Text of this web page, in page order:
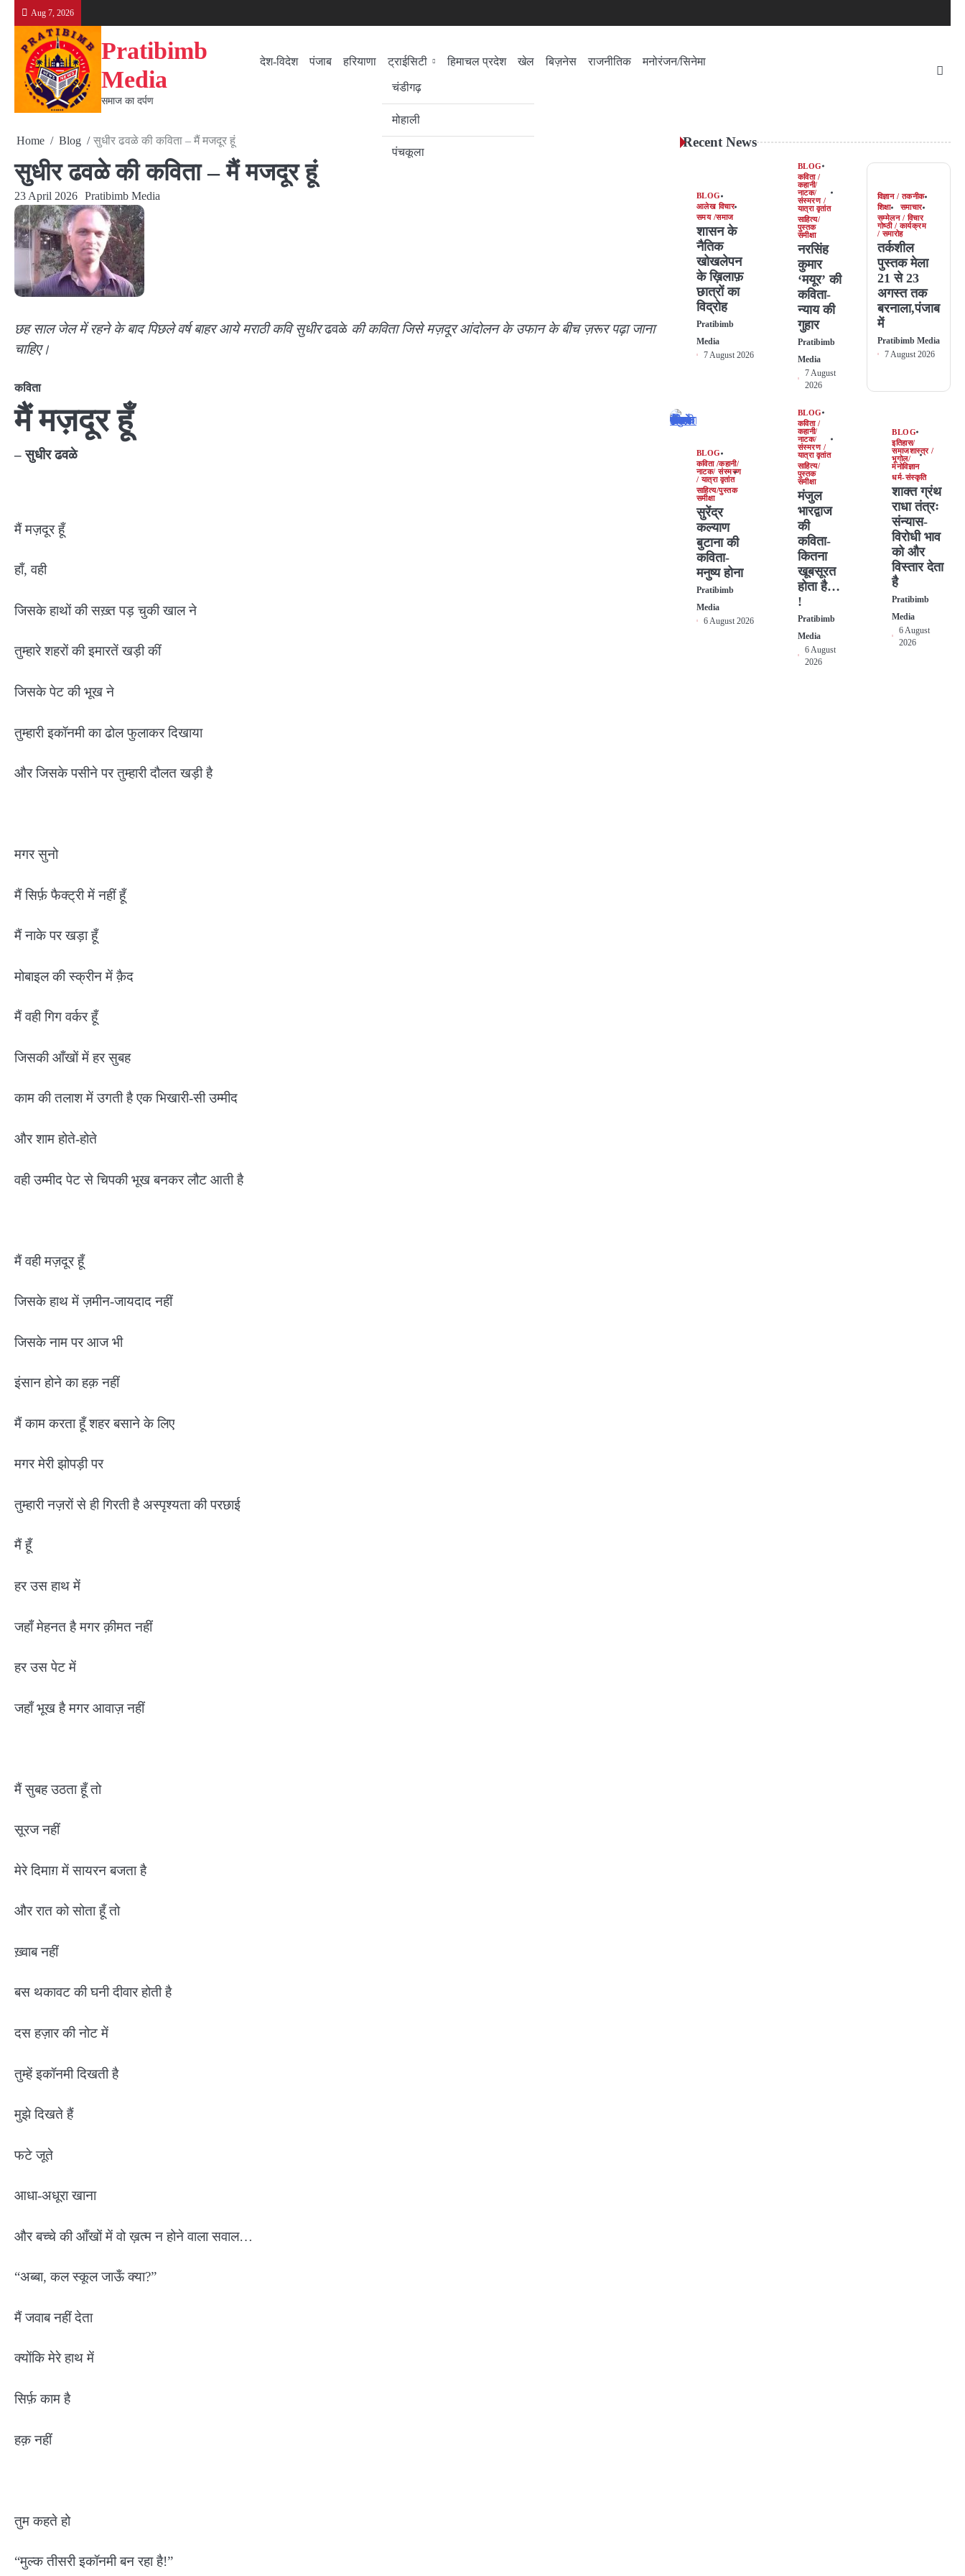
content
Aug 7, 2026
Pratibimb
Media
समाज का दर्पण
देश-विदेश पंजाब हरियाणा
ट्राईसिटी
चंडीगढ़
मोहाली
पंचकूला
हिमाचल प्रदेश खेल बिज़नेस राजनीतिक
मनोरंजन/सिनेमा
Home Blog सुधीर ढवळे की कविता – मैं मजदूर हूं
सुधीर ढवळे की कविता – मैं मजदूर हूं
23 April 2026 Pratibimb Media
छह साल जेल में रहने के बाद पिछले वर्ष बाहर आये मराठी कवि सुधीरढवळे की कविता जिसे मज़दूर आंदोलन के उफान के बीच ज़रूर पढ़ा जाना
चाहिए।
कविता
मैं मज़दूर हूँ
– सुधीर ढवळे
मैं मज़दूर हूँ
हाँ, वही
जिसके हाथों की सख़्त पड़ चुकी खाल ने
तुम्हारे शहरों की इमारतें खड़ी कीं
जिसके पेट की भूख ने
तुम्हारी इकॉनमी का ढोल फुलाकर दिखाया
और जिसके पसीने पर तुम्हारी दौलत खड़ी है
मगर सुनो
मैं सिर्फ़ फैक्ट्री में नहीं हूँ
मैं नाके पर खड़ा हूँ
मोबाइल की स्क्रीन में क़ैद
मैं वही गिग वर्कर हूँ
जिसकी आँखों में हर सुबह
काम की तलाश में उगती है एक भिखारी-सी उम्मीद
और शाम होते-होते
वही उम्मीद पेट से चिपकी भूख बनकर लौट आती है
मैं वही मज़दूर हूँ
जिसके हाथ में ज़मीन-जायदाद नहीं
जिसके नाम पर आज भी
इंसान होने का हक़ नहीं
मैं काम करता हूँ शहर बसाने के लिए
मगर मेरी झोपड़ी पर
तुम्हारी नज़रों से ही गिरती है अस्पृश्यता की परछाई
मैं हूँ
हर उस हाथ में
जहाँ मेहनत है मगर क़ीमत नहीं
हर उस पेट में
जहाँ भूख है मगर आवाज़ नहीं
मैं सुबह उठता हूँ तो
सूरज नहीं
मेरे दिमाग़ में सायरन बजता है
और रात को सोता हूँ तो
ख़्वाब नहीं
बस थकावट की घनी दीवार होती है
दस हज़ार की नोट में
तुम्हें इकॉनमी दिखती है
मुझे दिखते हैं
फटे जूते
आधा-अधूरा खाना
और बच्चे की आँखों में वो ख़त्म न होने वाला सवाल…
“अब्बा, कल स्कूल जाऊँ क्या?”
मैं जवाब नहीं देता
क्योंकि मेरे हाथ में
सिर्फ़ काम है
हक़ नहीं
तुम कहते हो
“मुल्क तीसरी इकॉनमी बन रहा है!”
Recent News
BLOG
आलेख विचार
समय /समाज
शासन के
नैतिक
खोखलेपन
के ख़िलाफ़
छात्रों का
विद्रोह
Pratibimb
Media
7 August 2026
BLOG
कविता /
कहानी/
नाटक/
संस्मरण /
यात्रा वृतांत
साहित्य/
पुस्तक
समीक्षा
नरसिंह
कुमार
‘मयूर’ की
कविता-
न्याय की
गुहार
Pratibimb
Media
7 August
2026
विज्ञान / तकनीक
शिक्षा
समाचार
सम्मेलन / विचार
गोष्ठी / कार्यक्रम
/ समारोह
तर्कशील
पुस्तक मेला
21 से 23
अगस्त तक
बरनाला,पंजाब
में
Pratibimb Media
7 August 2026
BLOG
कविता /कहानी/
नाटक/ संस्मरण
/ यात्रा वृतांत
साहित्य/पुस्तक
समीक्षा
सुरेंद्र
कल्याण
बुटाना की
कविता-
मनुष्य होना
Pratibimb
Media
6 August 2026
BLOG
कविता /
कहानी/
नाटक/
संस्मरण /
यात्रा वृतांत
साहित्य/
पुस्तक
समीक्षा
मंजुल
भारद्वाज
की
कविता-
कितना
खूबसूरत
होता है…
!
Pratibimb
Media
6 August
2026
BLOG
इतिहास/
समाजशास्त्र /
भूगोल/
मनोविज्ञान
धर्म-संस्कृति
शाक्त ग्रंथ
राधा तंत्रः
संन्यास-
विरोधी भाव
को और
विस्तार देता
है
Pratibimb
Media
6 August
2026